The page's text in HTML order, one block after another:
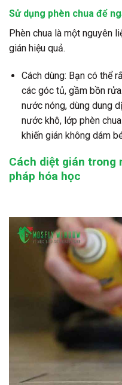
Sử dụng phèn chua để
Phèn chua là một nguyên
gián hiệu quả.
Cách dùng: Bạn có thể
các góc tủ, gầm bồn
nước nóng, dùng dung
nước khô, lớp phèn
khiến gián không dám
Cách diệt gián trong
pháp hóa học